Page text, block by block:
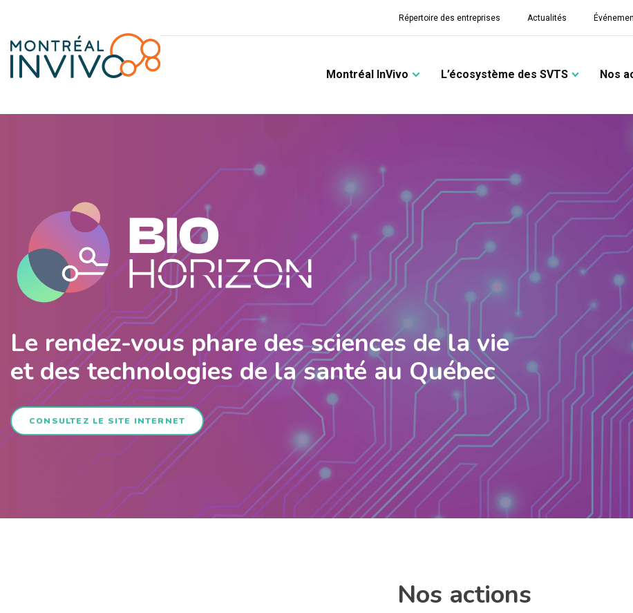
Répertoire des entreprises Actualités
Montréal InVivo L’écosystème des SVTS Nos
Le rendez-vous phare des sciences de la vie
et des technologies de la santé au Québec
CONSULTEZ LE SITE INTERNET
Nos actions